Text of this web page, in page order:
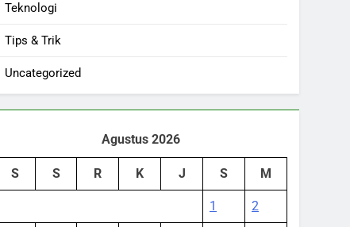
Teknologi
Tips & Trik
Uncategorized
Agustus 2026
S S R K J S M
1 2